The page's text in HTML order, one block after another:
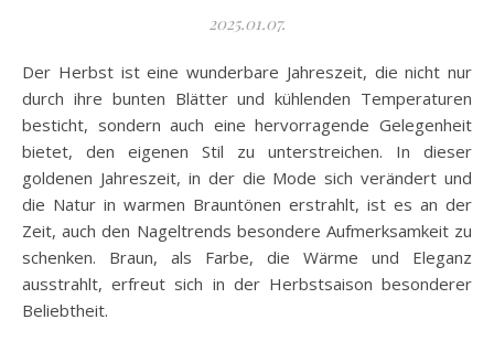
2025.01.07.
Der Herbst ist eine wunderbare Jahreszeit, die nicht nur
durch ihre bunten Blätter und kühlenden Temperaturen
besticht, sondern auch eine hervorragende Gelegenheit
bietet, den eigenen Stil zu unterstreichen. In dieser
goldenen Jahreszeit, in der die Mode sich verändert und
die Natur in warmen Brauntönen erstrahlt, ist es an der
Zeit, auch den Nageltrends besondere Aufmerksamkeit zu
schenken. Braun, als Farbe, die Wärme und Eleganz
ausstrahlt, erfreut sich in der Herbstsaison besonderer
Beliebtheit.